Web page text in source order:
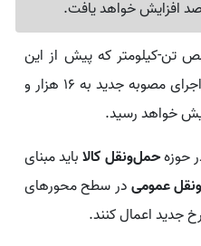
تن-کیلومتر که پیش از این
۱۳ هزار و ۱۹۰ ریال بود، از زمان اجرای مصوبه جدید به ۱۶ هزار و
حوزهحمل‌ونقل کالاباید مبنای
عمومیدر سطح محورهای
جدید اعمال کنند.